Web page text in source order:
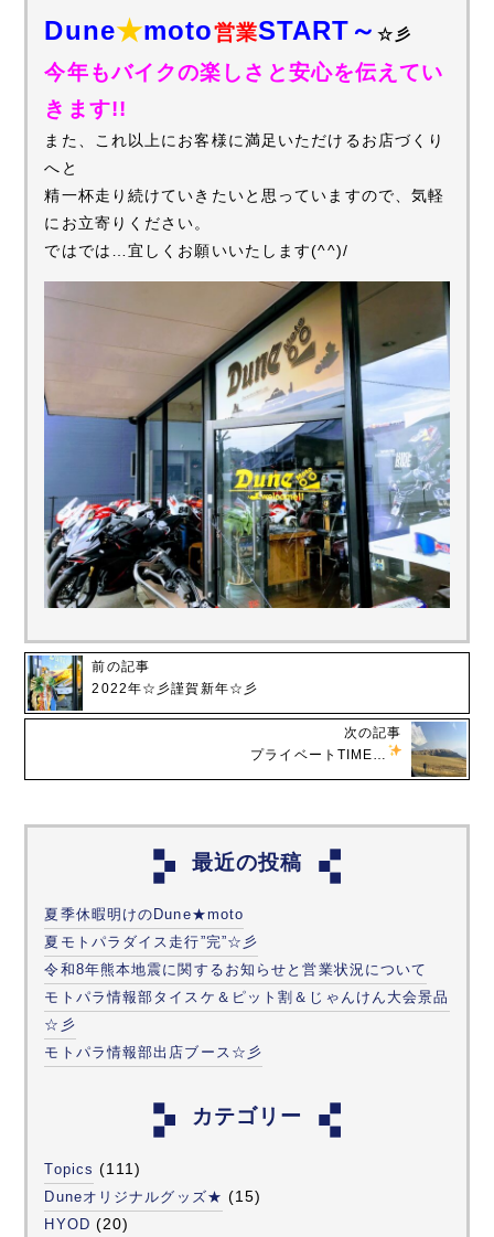
Dune★moto営業START～☆彡
今年もバイクの楽しさと安心を伝えてい
きます!!
また、これ以上にお客様に満足いただけるお店づくり
へと
精一杯走り続けていきたいと思っていますので、気軽
にお立寄りください。
ではでは…宜しくお願いいたします(^^)/
前の記事
2022年☆彡謹賀新年☆彡
次の記事
プライベートTIME…
最近の投稿
夏季休暇明けのDune★moto
夏モトパラダイス走行”完”☆彡
令和8年熊本地震に関するお知らせと営業状況について
モトパラ情報部タイスケ＆ピット割＆じゃんけん大会景品
☆彡
モトパラ情報部出店ブース☆彡
カテゴリー
Topics (111)
Duneオリジナルグッズ★ (15)
HYOD (20)